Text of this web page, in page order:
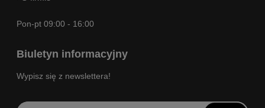
Pon-pt 09:00 - 16:00
Biuletyn informacyjny
Wypisz się z newslettera!